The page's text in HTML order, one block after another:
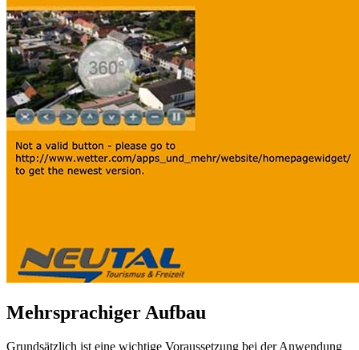
Mehrsprachiger Aufbau
Grundsätzlich ist eine wichtige Voraussetzung bei der Anwendung